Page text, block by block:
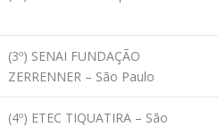
(3º) SENAI FUNDAÇÃO
ZERRENNER – São Paulo
(4º) ETEC TIQUATIRA – São